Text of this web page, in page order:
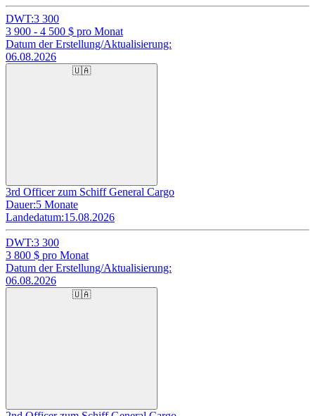
DWT:3 300
3 900 - 4 500 $ pro Monat
Datum der Erstellung/Aktualisierung:
06.08.2026
🇺🇦
3rd Officer zum Schiff General Cargo
Dauer:5 Monate
Landedatum:15.08.2026
DWT:3 300
3 800 $ pro Monat
Datum der Erstellung/Aktualisierung:
06.08.2026
🇺🇦